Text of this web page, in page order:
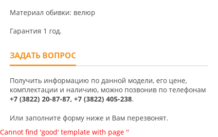
Материал обивки: велюр
Гарантия 1 год.
ЗАДАТЬ ВОПРОС
Получить информацию по данной модели, его цене,
комплектации и наличию, можно позвонив по телефонам
+7 (3822) 20-87-87, +7 (3822) 405-238.
Или заполните форму ниже и Вам перезвонят.
Cannot find 'good' template with page ''